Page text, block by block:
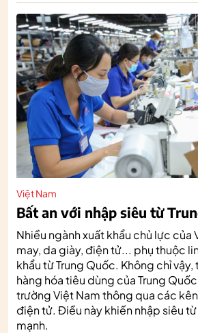
Việt Nam
Bất an với nhập siêu từ
Nhiều ngành xuất khẩu chủ lực của
may, da giày, điện tử... phụ thuộc
khẩu từ Trung Quốc. Không chỉ
hàng hóa tiêu dùng của Trung
trường Việt Nam thông qua các
điện tử. Điều này khiến nhập siêu
mạnh.